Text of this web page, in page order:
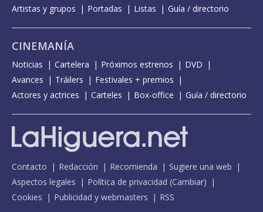
Artistas y grupos
Portadas Listas Guía / directorio
CINEMANÍA
Noticias Cartelera Próximos estrenos
DVD
Avances
Tráilers
Festivales + premios
Actores y actrices
Carteles Box-office Guía / directorio
Contacto Redacción Recomienda
Sugiere una web
Aspectos legales
Política de privacidad (Cambiar)
Cookies
Publicidad y webmasters RSS